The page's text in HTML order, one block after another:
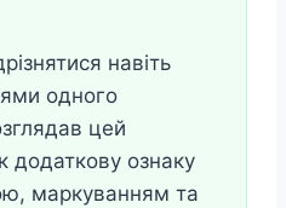
навіть
одного
цей
додаткову ознаку
маркуванням та